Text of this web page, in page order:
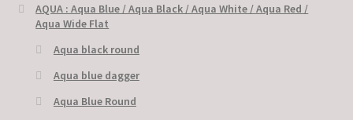
AQUA : Aqua Blue / Aqua Black / Aqua White / Aqua Red /
Aqua Wide Flat
Aqua black round
Aqua blue dagger
Aqua Blue Round